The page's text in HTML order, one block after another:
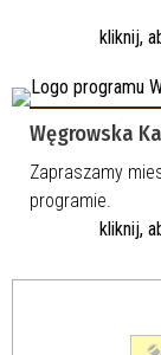
kliknij,
Węgrowska
Zapraszamy
programie.
kliknij,